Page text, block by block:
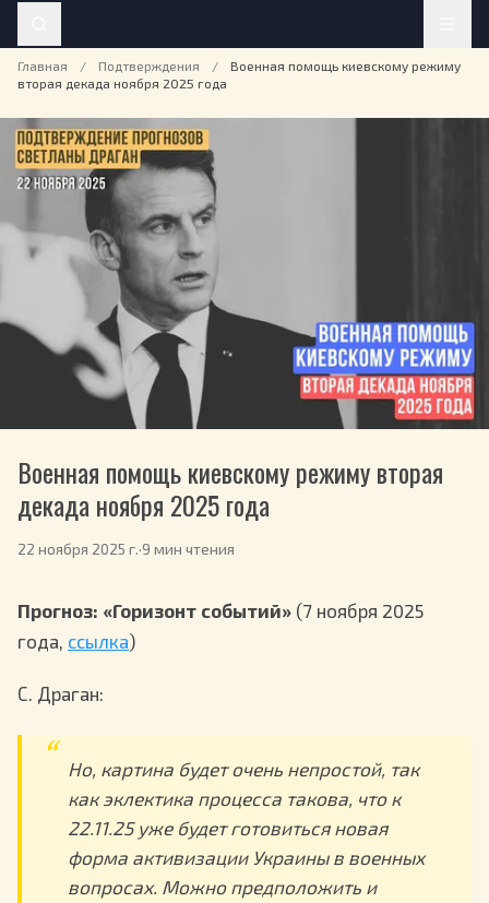
Главная / Подтверждения /
Военная помощь киевскому режиму
вторая декада ноября 2025 года
Военная помощь киевскому режиму вторая
декада ноября 2025 года
22 ноября 2025 г.·9 мин чтения
Прогноз: «Горизонт событий» (7 ноября 2025
года, ссылка)
С. Драган:
Но, картина будет очень непростой, так
как эклектика процесса такова, что к
22.11.25 уже будет готовиться новая
форма активизации Украины в военных
вопросах. Можно предположить и